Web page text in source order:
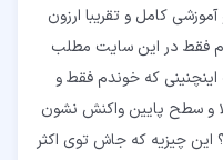
کامل و تقریبا ارزون
فقط در این سایت مطلب
که خوندم فقط و
و سطح پایین واکنش نشون
چیزیه که جاش توی اکثر